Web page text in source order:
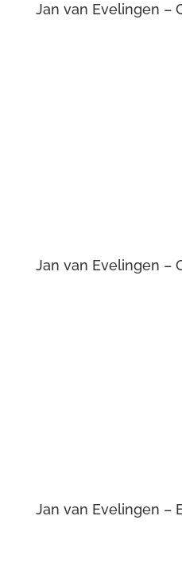
Jan van Evelingen –
Jan van Evelingen –
Jan van Evelingen –